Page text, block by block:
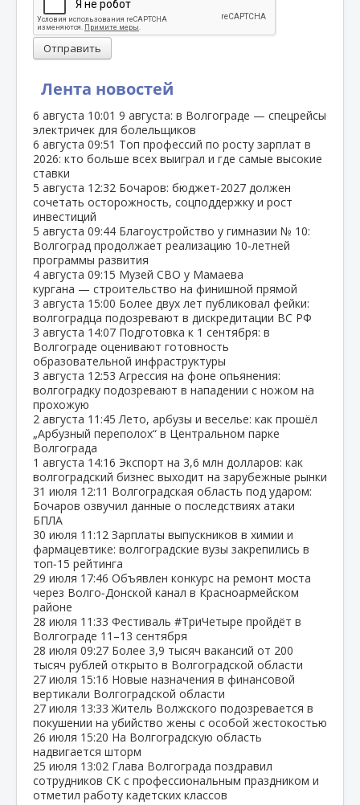
Лента новостей
6 августа 10:01 9 августа: в Волгограде — спецрейсы
электричек для болельщиков
6 августа 09:51 Топ профессий по росту зарплат в
2026: кто больше всех выиграл и где самые высокие
ставки
5 августа 12:32 Бочаров: бюджет‑2027 должен
сочетать осторожность, соцподдержку и рост
инвестиций
5 августа 09:44 Благоустройство у гимназии № 10:
Волгоград продолжает реализацию 10‑летней
программы развития
4 августа 09:15 Музей СВО у Мамаева
кургана — строительство на финишной прямой
3 августа 15:00 Более двух лет публиковал фейки:
волгоградца подозревают в дискредитации ВС РФ
3 августа 14:07 Подготовка к 1 сентября: в
Волгограде оценивают готовность
образовательной инфраструктуры
3 августа 12:53 Агрессия на фоне опьянения:
волгоградку подозревают в нападении с ножом на
прохожую
2 августа 11:45 Лето, арбузы и веселье: как прошёл
„Арбузный переполох“ в Центральном парке
Волгограда
1 августа 14:16 Экспорт на 3,6 млн долларов: как
волгоградский бизнес выходит на зарубежные рынки
31 июля 12:11 Волгоградская область под ударом:
Бочаров озвучил данные о последствиях атаки
БПЛА
30 июля 11:12 Зарплаты выпускников в химии и
фармацевтике: волгоградские вузы закрепились в
топ‑15 рейтинга
29 июля 17:46 Объявлен конкурс на ремонт моста
через Волго‑Донской канал в Красноармейском
районе
28 июля 11:33 Фестиваль #ТриЧетыре пройдёт в
Волгограде 11–13 сентября
28 июля 09:27 Более 3,9 тысяч вакансий от 200
тысяч рублей открыто в Волгоградской области
27 июля 15:16 Новые назначения в финансовой
вертикали Волгоградской области
27 июля 13:33 Житель Волжского подозревается в
покушении на убийство жены с особой жестокостью
26 июля 15:20 На Волгоградскую область
надвигается шторм
25 июля 13:02 Глава Волгограда поздравил
сотрудников СК с профессиональным праздником и
отметил работу кадетских классов
Отправить